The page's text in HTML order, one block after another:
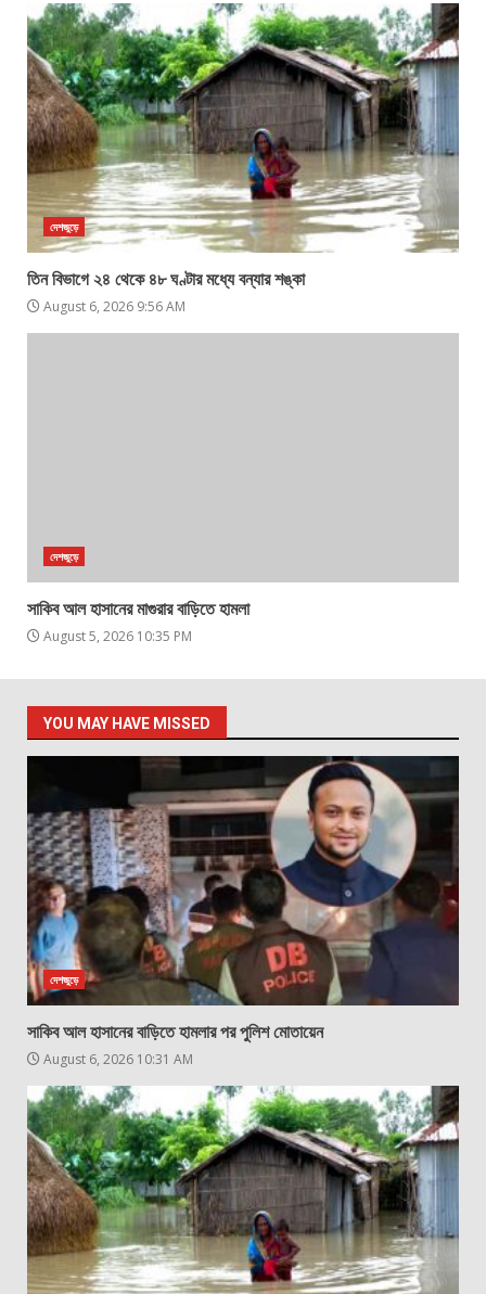
দেশজুড়ে
তিন বিভাগে ২৪ থেকে ৪৮ ঘণ্টার মধ্যে বন্যার শঙ্কা
August 6, 2026 9:56 AM
দেশজুড়ে
সাকিব আল হাসানের মাগুরার বাড়িতে হামলা
August 5, 2026 10:35 PM
YOU MAY HAVE MISSED
দেশজুড়ে
সাকিব আল হাসানের বাড়িতে হামলার পর পুলিশ মোতায়েন
August 6, 2026 10:31 AM